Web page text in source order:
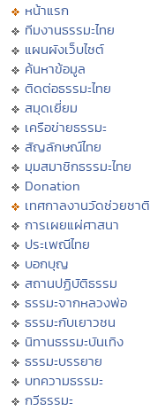
หน้าแรก
ทีมงานธรรมะไทย
แผนผังเว็บไซต์
ค้นหาข้อมูล
ติดต่อธรรมะไทย
สมุดเยี่ยม
เครือข่ายธรรมะ
สัญลักษณ์ไทย
มุมสมาชิกธรรมะไทย
Donation
เทศกาลงานวัดช่วยชาติ
การเผยแผ่ศาสนา
ประเพณีไทย
บอกบุญ
สถานปฏิบัติธรรม
ธรรมะจากหลวงพ่อ
ธรรมะกับเยาวชน
นิทานธรรมะบันเทิง
ธรรมะบรรยาย
บทความธรรมะ
กวีธรรมะ